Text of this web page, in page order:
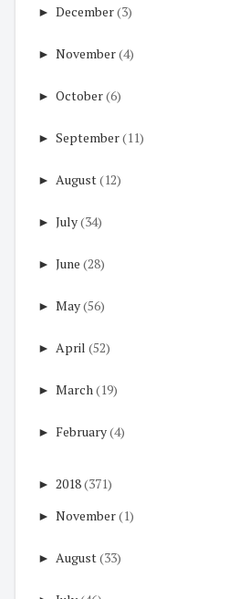
► December(3)
► November(4)
► October(6)
► September(11)
► August(12)
► July(34)
► June (28)
► May(56)
► April (52)
► March(19)
► February(4)
► 2018(371)
► November(1)
► August(33)